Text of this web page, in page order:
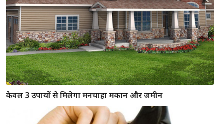
केवल 3 उपायों से मिलेगा मनचाहा मकान और जमीन